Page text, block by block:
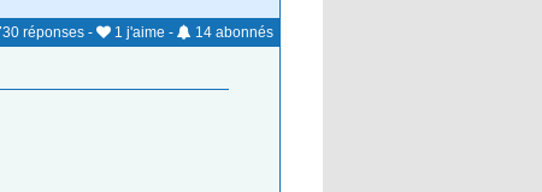
réponses - 1 j'aime - 14 abonnés